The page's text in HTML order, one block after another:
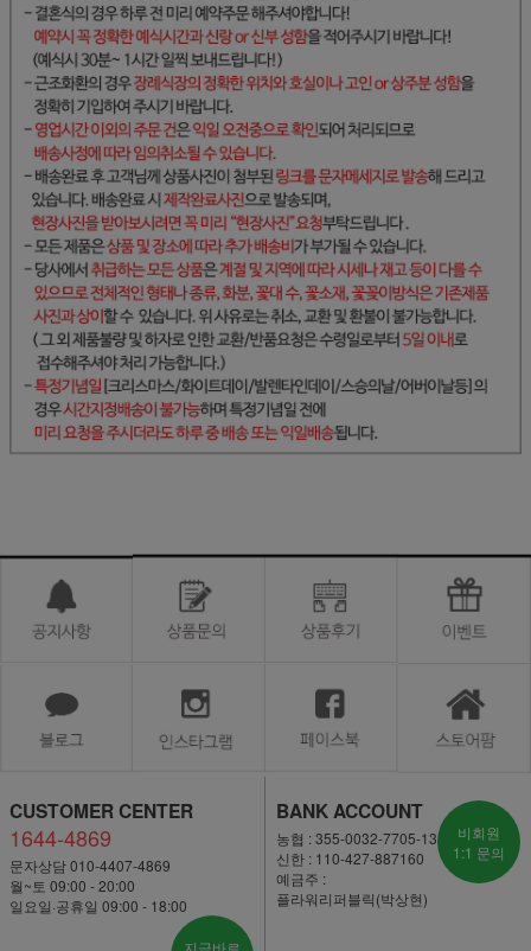
CUSTOMER CENTER
1644-4869
문자상담 010-4407-4869
월~토 09:00 - 20:00
일요일·공휴일 09:00 - 18:00
지금바로
BANK ACCOUNT
농협 : 355-0032-7705-13
신한 : 110-427-887160
예금주 :
플라워리퍼블릭(박상현)
비회원
1:1 문의